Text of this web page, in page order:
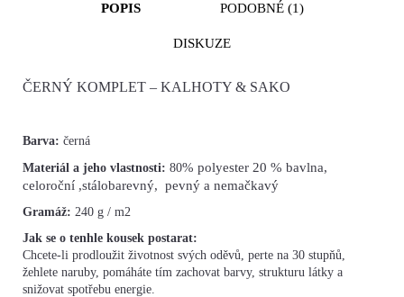
POPIS PODOBNÉ (1)
DISKUZE
ČERNÝ KOMPLET – KALHOTY & SAKO
Barva: černá
Materiál a jeho vlastnosti: 80% polyester 20 % bavlna,
celoroční ,stálobarevný, pevný a nemačkavý
Gramáž: 240 g / m2
Jak se o tenhle kousek postarat:
Chcete-li prodloužit životnost svých oděvů, perte na 30 stupňů,
žehlete naruby, pomáháte tím zachovat barvy, strukturu látky a
snižovat spotřebu energie.